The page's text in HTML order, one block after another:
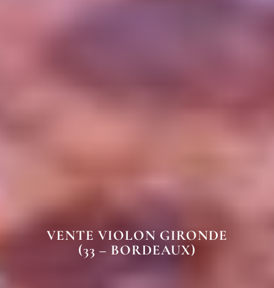
VENTE VIOLON GIRONDE
(33 – BORDEAUX)